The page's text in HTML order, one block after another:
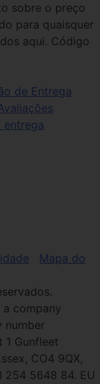
sobre o preço
para quaisquer
aqui. Código
de Entrega
entrega
Mapa do
company
number
1 Gunfleet
CO4 9QX,
254 5648 84. EU